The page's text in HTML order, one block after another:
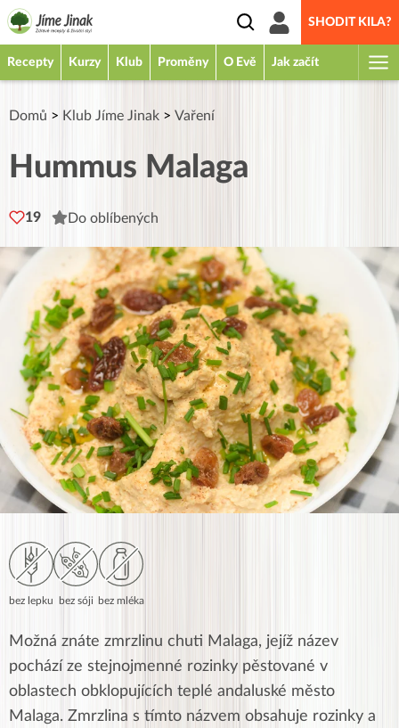
SHODIT KILA?
Recepty Kurzy Klub Proměny O Evě Jak začít
Domů > Klub Jíme Jinak > Vaření
Hummus Malaga
19 Do oblíbených
bez lepku bez sóji bez mléka
Možná znáte zmrzlinu chuti Malaga, jejíž název
pochází ze stejnojmenné rozinky pěstované v
oblastech obklopujících teplé andaluské město
Malaga. Zmrzlina s tímto názvem obsahuje rozinky a